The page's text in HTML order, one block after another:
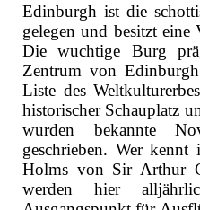
Edinburgh ist die
gelegen und besitzt eine
Die wuchtige Burg
Zentrum von
Liste des
historischer Schauplatz
wurden bekannte
geschrieben. Wer
Holms von Sir Arthur
werden hier